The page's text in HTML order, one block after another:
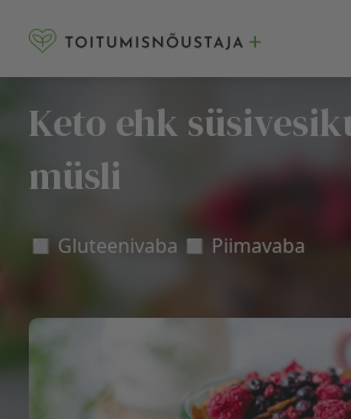
BLOGI
KKK
Keto ehk
müsli
◻️ Gluteenivaba ◻️ Piimavaba